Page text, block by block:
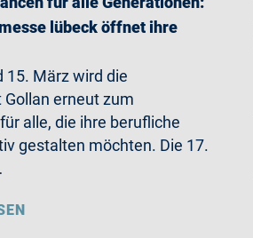
lübeck öffnet ihre
15. März wird die
erneut zum
alle, die ihre berufliche
gestalten möchten. Die 17.